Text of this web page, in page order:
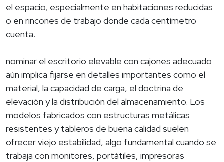
el espacio, especialmente en habitaciones reducidas
o en rincones de trabajo donde cada centímetro
cuenta.
nominar el escritorio elevable con cajones adecuado
aún implica fijarse en detalles importantes como el
material, la capacidad de carga, el doctrina de
elevación y la distribución del almacenamiento. Los
modelos fabricados con estructuras metálicas
resistentes y tableros de buena calidad suelen
ofrecer viejo estabilidad, algo fundamental cuando se
trabaja con monitores, portátiles, impresoras